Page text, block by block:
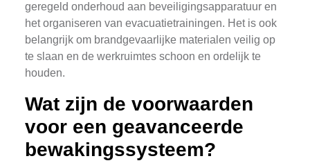
geregeld onderhoud aan beveiligingsapparatuur en
het organiseren van evacuatietrainingen. Het is ook
belangrijk om brandgevaarlijke materialen veilig op
te slaan en de werkruimtes schoon en ordelijk te
houden.
Wat zijn de voorwaarden
voor een geavanceerde
bewakingssysteem?